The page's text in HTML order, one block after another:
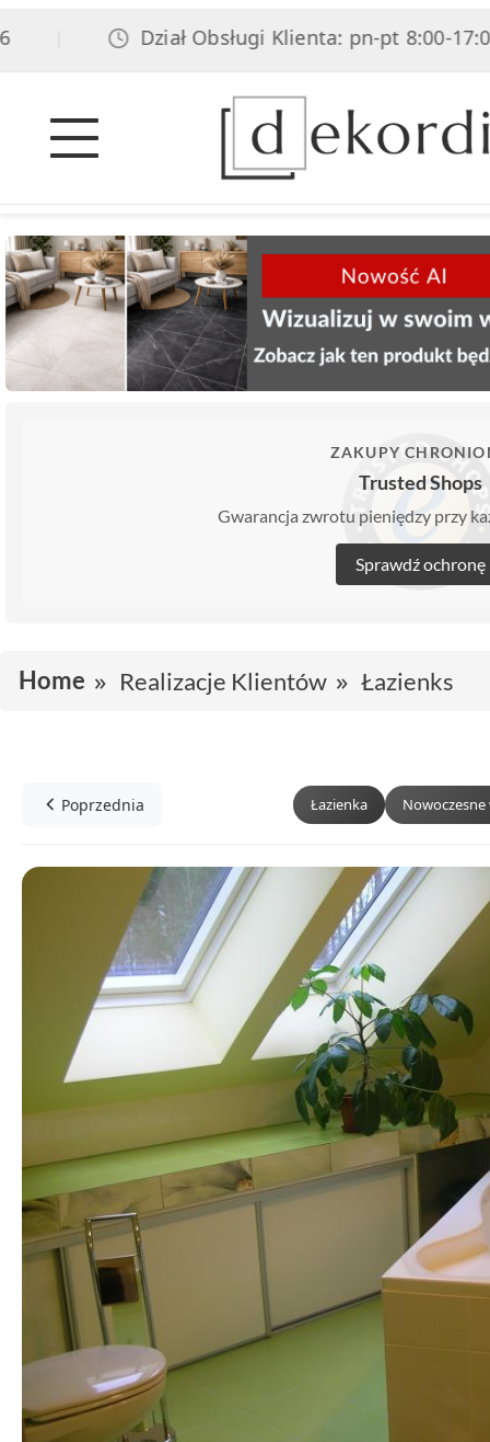
| Dział Obsługi Klienta: pn-pt 8:00-17:00,
ZAKUPY
Trusted Shops
Gwarancja zwrotu pieniędzy przy
Sprawdź ochronę
Home Realizacje Klientów Łazienks
Poprzednia Łazienka